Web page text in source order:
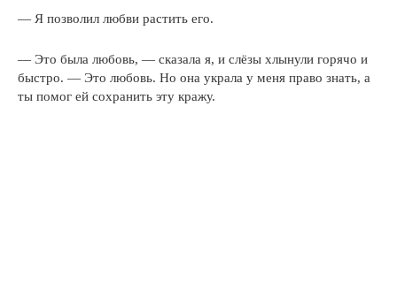
— Я позволил любви растить его.
— Это была любовь, — сказала я, и слёзы хлынули горячо и
быстро. — Это любовь. Но она украла у меня право знать, а
ты помог ей сохранить эту кражу.